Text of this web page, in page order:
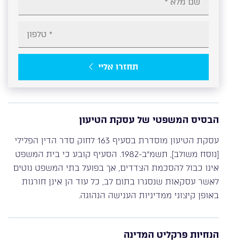
תחזרו אליי
הבסיס המשפטי של עסקת הטיעון
עסקת הטיעון מוסדרת בסעיף 163 לחוק סדר הדין הפלילי
[נוסח משולב], תשמ”ב-1982. הסעיף קובע כי בית המשפט
אינו כבול להסכמת הצדדים, אך בפועל בתי המשפט נוטים
לאשר עסקאות שנסגרו בתום לב, כל עוד הן אינן חורגות
באופן קיצוני ממדיניות הענישה הנהוגה.
הנחיות פרקליט המדינה